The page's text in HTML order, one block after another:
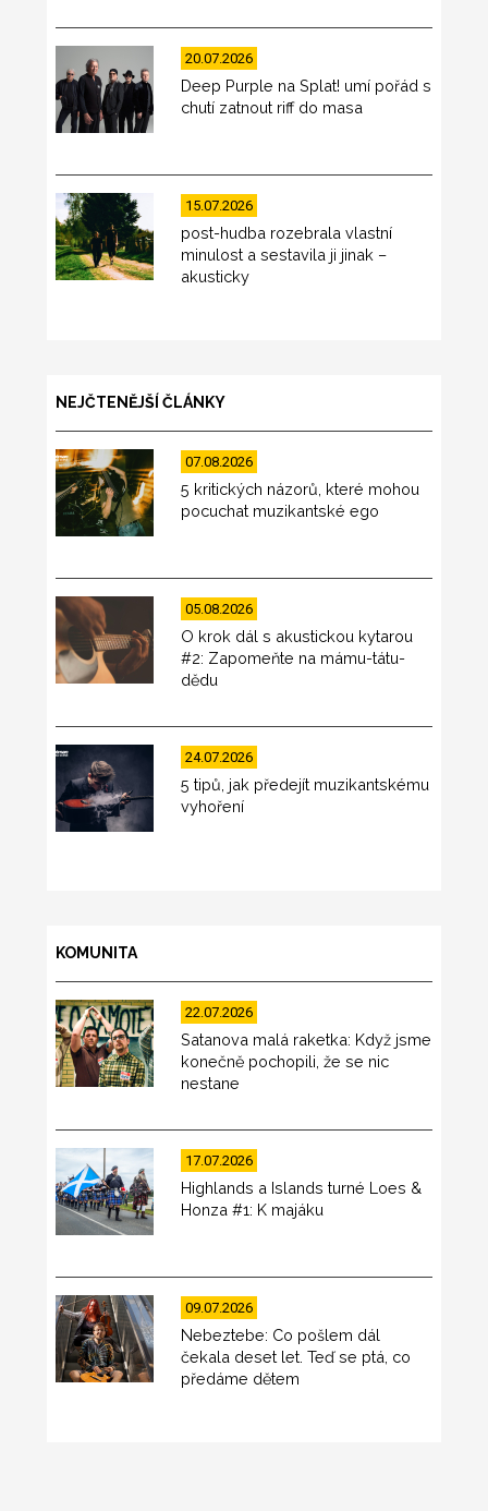
20.07.2026
Deep Purple na Splat! umí pořád s
chutí zatnout riff do masa
15.07.2026
post-hudba rozebrala vlastní
minulost a sestavila ji jinak –
akusticky
NEJČTENĚJŠÍ ČLÁNKY
07.08.2026
5 kritických názorů, které mohou
pocuchat muzikantské ego
05.08.2026
O krok dál s akustickou kytarou
#2: Zapomeňte na mámu-tátu-
dědu
24.07.2026
5 tipů, jak předejít muzikantskému
vyhoření
KOMUNITA
22.07.2026
Satanova malá raketka: Když jsme
konečně pochopili, že se nic
nestane
17.07.2026
Highlands a Islands turné Loes &
Honza #1: K majáku
09.07.2026
Nebeztebe: Co pošlem dál
čekala deset let. Teď se ptá, co
předáme dětem